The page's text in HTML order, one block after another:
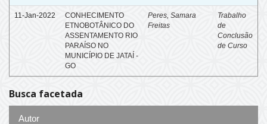
11-Jan-2022
CONHECIMENTO
ETNOBOTÂNICO DO
ASSENTAMENTO RIO
PARAÍSO NO
MUNICÍPIO DE JATAÍ -
GO
Peres, Samara
Freitas
Trabalho
de
Conclusão
de Curso
Busca facetada
Autor